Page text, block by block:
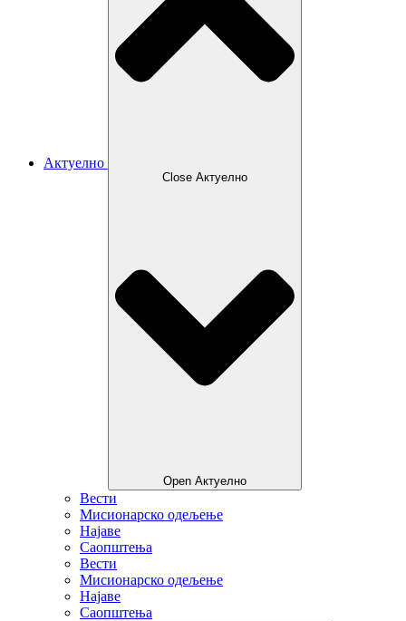
Актуелно
Close Актуелно
Open Актуелно
Вести
Мисионарско одељење
Најаве
Саопштења
Вести
Мисионарско одељење
Најаве
Саопштења